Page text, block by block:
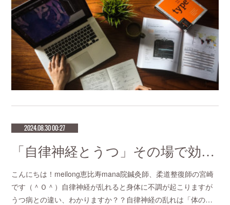
2024.08.30 00:27
「自律神経とうつ」その場で効果を感じる針治療をお探しなら恵比寿meilong
こんにちは！meilong恵比寿mana院鍼灸師、柔道整復師の宮崎
です（＾Ｏ＾）自律神経が乱れると身体に不調が起こりますが
うつ病との違い、わかりますか？？自律神経の乱れは「体の…